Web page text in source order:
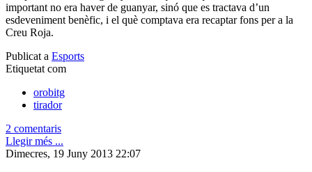
important no era haver de guanyar, sinó que es tractava d’un
esdeveniment benèfic, i el què comptava era recaptar fons per a la
Creu Roja.
Publicat a Esports
Etiquetat com
orobitg
tirador
2 comentaris
Llegir més ...
Dimecres, 19 Juny 2013 22:07